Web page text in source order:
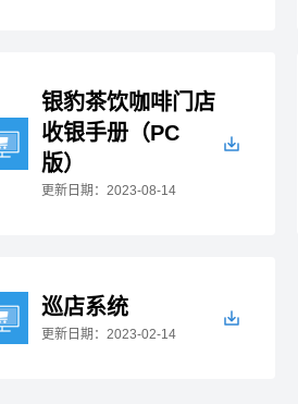
银豹茶饮咖啡门店
收银手册（PC
版）
更新日期：2023-08-14
巡店系统
更新日期：2023-02-14